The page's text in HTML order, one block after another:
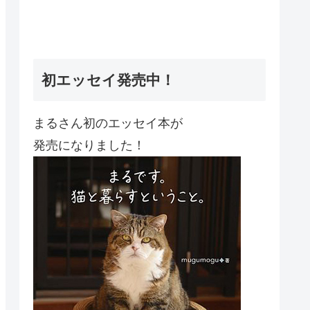
初エッセイ発売中！
まるさん初のエッセイ本が
発売になりました！